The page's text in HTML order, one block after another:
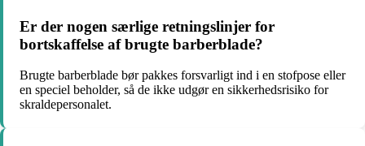
Er der nogen særlige retningslinjer for
bortskaffelse af brugte barberblade?
Brugte barberblade bør pakkes forsvarligt ind i en stofpose eller
en speciel beholder, så de ikke udgør en sikkerhedsrisiko for
skraldepersonalet.